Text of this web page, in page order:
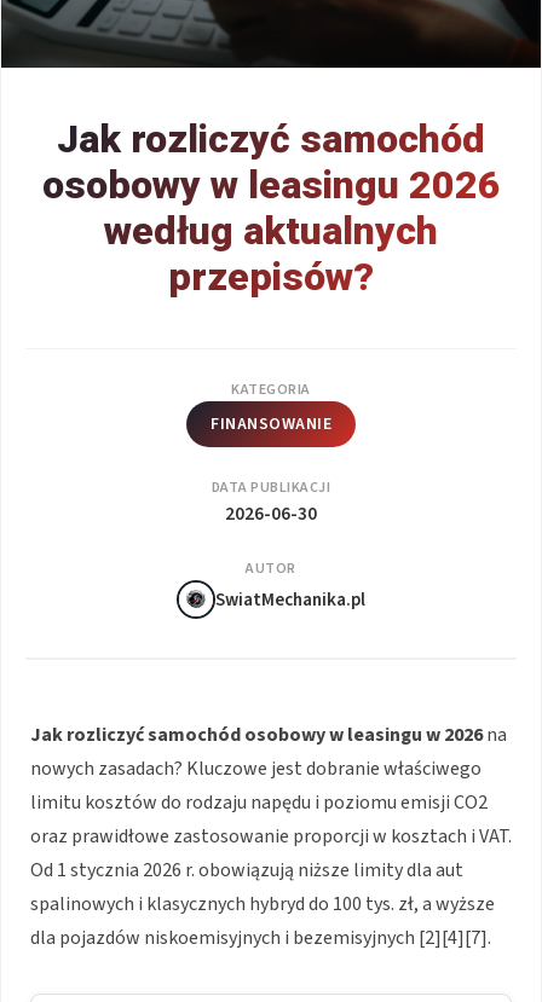
Jak rozliczyć samochód
osobowy w leasingu 2026
według aktualnych
przepisów?
KATEGORIA
FINANSOWANIE
DATA PUBLIKACJI
2026-06-30
AUTOR
SwiatMechanika.pl
Jak rozliczyć samochód osobowy w leasingu w 2026na
nowych zasadach? Kluczowe jest dobranie właściwego
limitu kosztów do rodzaju napędu i poziomu emisji CO2
oraz prawidłowe zastosowanie proporcji w kosztach i VAT.
Od 1 stycznia 2026 r. obowiązują niższe limity dla aut
spalinowych i klasycznych hybryd do 100 tys. zł, a wyższe
dla pojazdów niskoemisyjnych i bezemisyjnych [2][4][7].